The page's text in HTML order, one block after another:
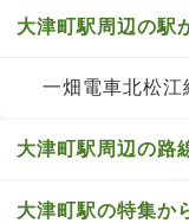
大津町駅周辺の駅
一畑電車北松江
大津町駅周辺の路
大津町駅の特集か